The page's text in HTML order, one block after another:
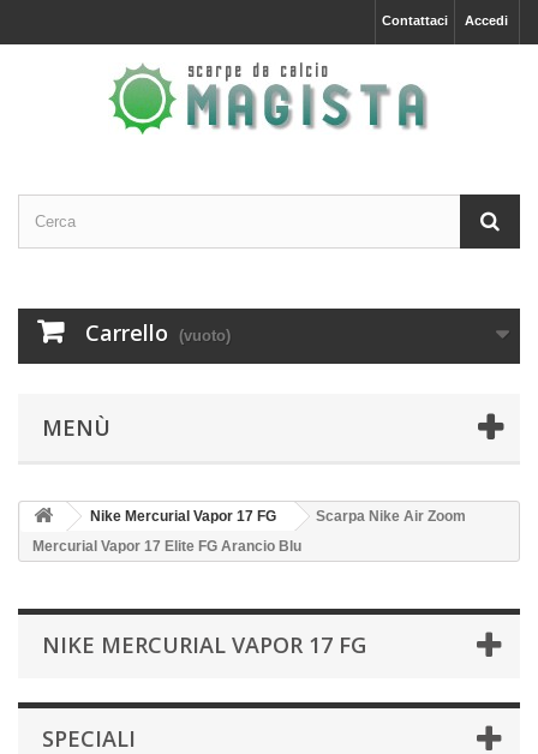
Accedi
Contattaci
Carrello (vuoto)
MENÙ
Nike Mercurial Vapor 17 FG
Scarpa Nike Air Zoom
Mercurial Vapor 17 Elite FG Arancio Blu
NIKE MERCURIAL VAPOR 17 FG
SPECIALI